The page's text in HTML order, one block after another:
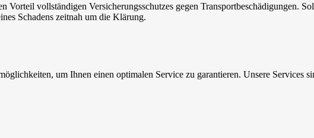
Vorteil vollständigen Versicherungsschutzes gegen Transportbeschädigungen.
Schadens zeitnah um die Klärung.
um Ihnen einen optimalen Service zu garantieren. Unsere Services